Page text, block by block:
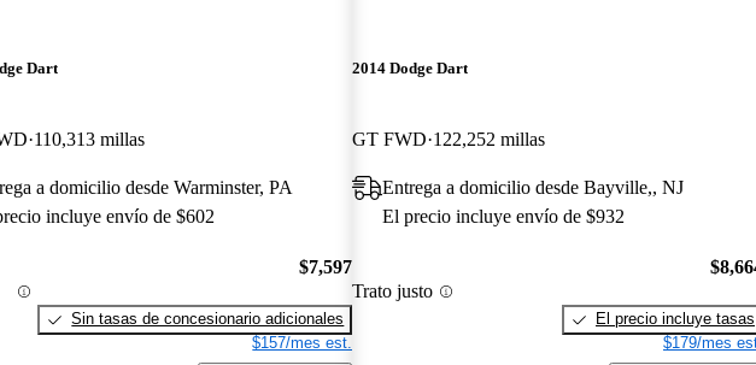
Dart
110,313 millas
a domicilio desde Warminster, PA
incluye envío de $602
$7,597
Sin tasas de concesionario adicionales
$157/mes est.
2014 Dodge Dart
GT FWD 122,252 millas
Entrega a domicilio desde Bayville,, NJ
El precio incluye envío de $932
Trato justo
El precio incluye tasas
$179/mes